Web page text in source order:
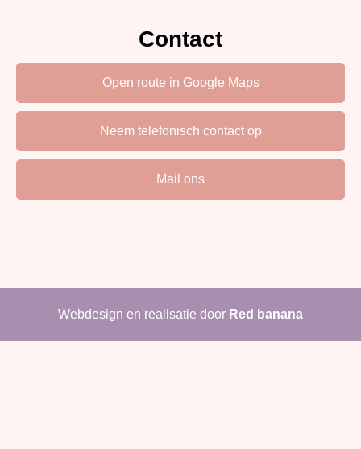
Contact
Open route in Google Maps
Neem telefonisch contact op
Mail ons
Webdesign en realisatie door Red banana